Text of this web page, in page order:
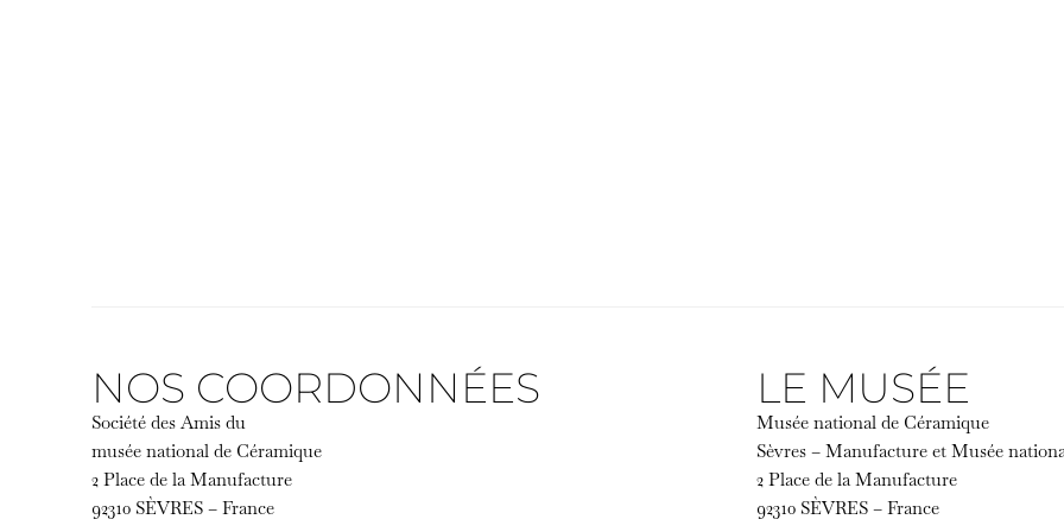
NOS COORDONNÉES
Société des Amis du
musée national de Céramique
2 Place de la Manufacture
92310 SÈVRES – France
LE MUSÉE
Musée national de Céramique
Sèvres – Manufacture et Musée
2 Place de la Manufacture
92310 SÈVRES – France